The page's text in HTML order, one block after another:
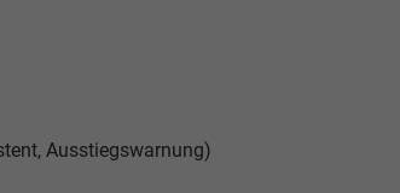
Ausstiegswarnung)